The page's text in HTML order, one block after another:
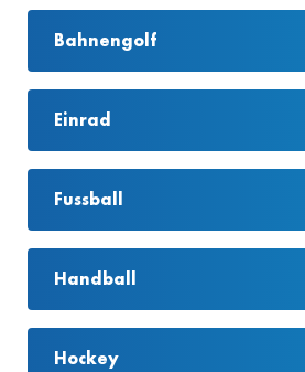
Bahnengolf
Einrad
Fussball
Handball
Hockey